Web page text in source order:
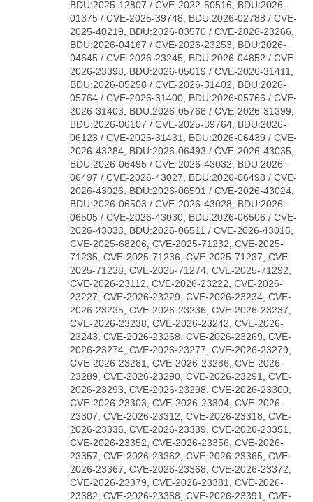
BDU:2025-12807 / CVE-2022-50516, BDU:2026-
01375 / CVE-2025-39748, BDU:2026-02788 / CVE-
2025-40219, BDU:2026-03570 / CVE-2026-23266,
BDU:2026-04167 / CVE-2026-23253, BDU:2026-
04645 / CVE-2026-23245, BDU:2026-04852 / CVE-
2026-23398, BDU:2026-05019 / CVE-2026-31411,
BDU:2026-05258 / CVE-2026-31402, BDU:2026-
05764 / CVE-2026-31400, BDU:2026-05766 / CVE-
2026-31403, BDU:2026-05768 / CVE-2026-31399,
BDU:2026-06107 / CVE-2025-39764, BDU:2026-
06123 / CVE-2026-31431, BDU:2026-06439 / CVE-
2026-43284, BDU:2026-06493 / CVE-2026-43035,
BDU:2026-06495 / CVE-2026-43032, BDU:2026-
06497 / CVE-2026-43027, BDU:2026-06498 / CVE-
2026-43026, BDU:2026-06501 / CVE-2026-43024,
BDU:2026-06503 / CVE-2026-43028, BDU:2026-
06505 / CVE-2026-43030, BDU:2026-06506 / CVE-
2026-43033, BDU:2026-06511 / CVE-2026-43015,
CVE-2025-68206, CVE-2025-71232, CVE-2025-
71235, CVE-2025-71236, CVE-2025-71237, CVE-
2025-71238, CVE-2025-71274, CVE-2025-71292,
CVE-2026-23112, CVE-2026-23222, CVE-2026-
23227, CVE-2026-23229, CVE-2026-23234, CVE-
2026-23235, CVE-2026-23236, CVE-2026-23237,
CVE-2026-23238, CVE-2026-23242, CVE-2026-
23243, CVE-2026-23268, CVE-2026-23269, CVE-
2026-23274, CVE-2026-23277, CVE-2026-23279,
CVE-2026-23281, CVE-2026-23286, CVE-2026-
23289, CVE-2026-23290, CVE-2026-23291, CVE-
2026-23293, CVE-2026-23298, CVE-2026-23300,
CVE-2026-23303, CVE-2026-23304, CVE-2026-
23307, CVE-2026-23312, CVE-2026-23318, CVE-
2026-23336, CVE-2026-23339, CVE-2026-23351,
CVE-2026-23352, CVE-2026-23356, CVE-2026-
23357, CVE-2026-23362, CVE-2026-23365, CVE-
2026-23367, CVE-2026-23368, CVE-2026-23372,
CVE-2026-23379, CVE-2026-23381, CVE-2026-
23382, CVE-2026-23388, CVE-2026-23391, CVE-